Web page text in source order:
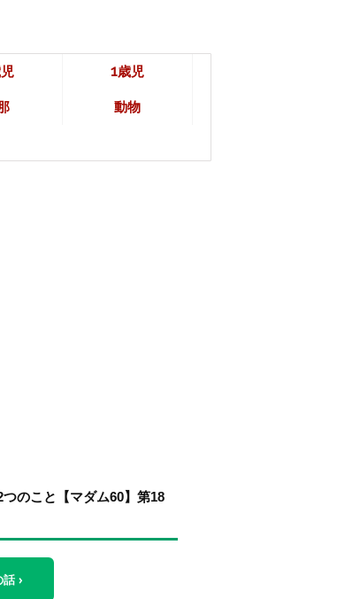
1歳児
動物
のこと【マダム60】第18
›